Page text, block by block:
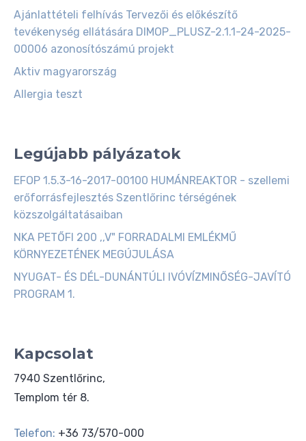
Ajánlattételi felhívás Tervezői és előkészítő
tevékenység ellátására DIMOP_PLUSZ-2.1.1-24-2025-
00006 azonosítószámú projekt
Aktiv magyarország
Allergia teszt
Legújabb pályázatok
EFOP 1.5.3-16-2017-00100 HUMÁNREAKTOR - szellemi
erőforrásfejlesztés Szentlőrinc térségének
közszolgáltatásaiban
NKA PETŐFI 200 ,,V" FORRADALMI EMLÉKMŰ
KÖRNYEZETÉNEK MEGÚJULÁSA
NYUGAT- ÉS DÉL-DUNÁNTÚLI IVÓVÍZMINŐSÉG-JAVÍTÓ
PROGRAM 1.
Kapcsolat
7940 Szentlőrinc,
Templom tér 8.
Telefon: +36 73/570-000